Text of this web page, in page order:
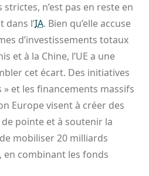
strictes, n’est pas en reste en
dans l’IA. Bien qu’elle accuse
d’investissements totaux
et à la Chine, l’UE a une
cet écart. Des initiatives
» et les financements massifs
Europe visent à créer des
de pointe et à soutenir la
mobiliser 20 milliards
en combinant les fonds